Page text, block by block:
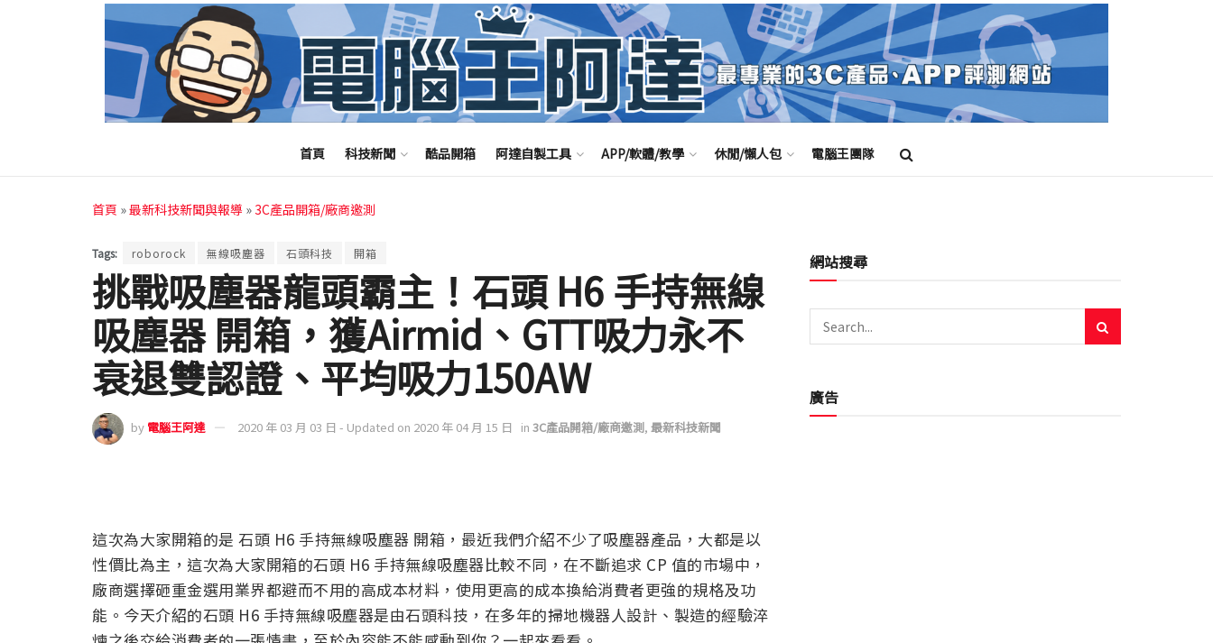
首頁 科技新聞 酷品開箱 阿達自製工具 APP/軟體/教學 休閒/懶人包 電腦王團隊
首頁 »最新科技新聞與報導 »3C產品開箱/廠商邀測
Tags: roborock 無線吸塵器 石頭科技 開箱
挑戰吸塵器龍頭霸主！石頭 H6 手持無線
吸塵器 開箱，獲Airmid、GTT吸力永不
衰退雙認證、平均吸力150AW
by 電腦王阿達 2020 年 03 月 03 日 - Updated on 2020 年 04 月 15 日 in 3C產品開箱/廠商邀測, 最新科技新聞
這次為大家開箱的是 石頭 H6 手持無線吸塵器 開箱，最近我們介紹不少了吸塵器產品，大都是以
性價比為主，這次為大家開箱的石頭 H6 手持無線吸塵器比較不同，在不斷追求 CP 值的市場中，
廠商選擇砸重金選用業界都避而不用的高成本材料，使用更高的成本換給消費者更強的規格及功
能。今天介紹的石頭 H6 手持無線吸塵器是由石頭科技，在多年的掃地機器人設計、製造的經驗淬
網站搜尋
廣告